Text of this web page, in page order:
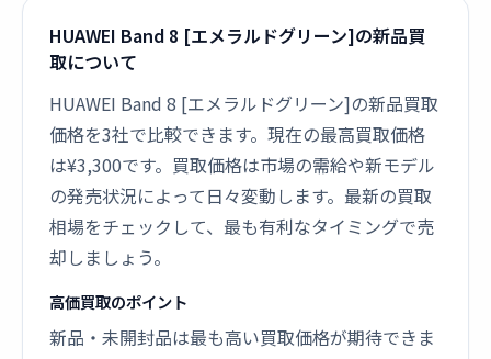
HUAWEI Band 8 [エメラルドグリーン]の新品買
取について
HUAWEI Band 8 [エメラルドグリーン]の新品買取
価格を3社で比較できます。現在の最高買取価格
は¥3,300です。買取価格は市場の需給や新モデル
の発売状況によって日々変動します。最新の買取
相場をチェックして、最も有利なタイミングで売
却しましょう。
高価買取のポイント
新品・未開封品は最も高い買取価格が期待できま